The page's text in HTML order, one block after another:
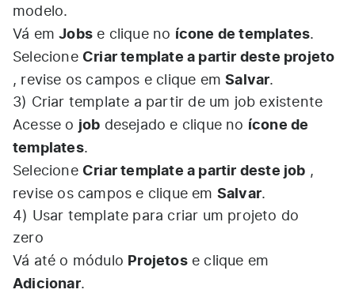
modelo.​
Vá emJobs e clique no ícone de templates.​
Selecione Criar template a partir deste projeto
, revise os campos e clique emSalvar.​
3) Criar template a partir de um job existente
Acesse o job desejado e clique no ícone de
templates.​
Selecione Criar template a partir deste job ,
revise os campos e clique em Salvar.​
4) Usar template para criar um projeto do
zero
Vá até o módulo Projetose clique em
Adicionar.​